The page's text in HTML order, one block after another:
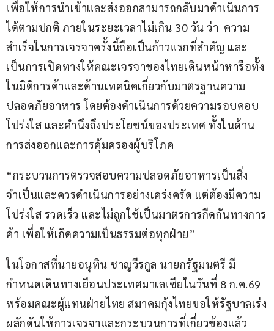
เพื่อให้การนำเข้าและส่งออกสามารถกลับมาดำเนินการ
ได้ตามปกติ ภายในระยะเวลาไม่เกิน 30 วัน ว่า  ความ
สำเร็จในการเจรจาครั้งนี้ถือเป็นก้าวแรกที่สำคัญ และ
เป็นการเปิดทางให้คณะเจรจาของไทยเดินหน้าหารือทั้ง
ในมิติการค้าและด้านเทคนิคเกี่ยวกับมาตรฐานความ
ปลอดภัยอาหาร โดยต้องดำเนินการด้วยความรอบคอบ
โปร่งใส และคำนึงถึงประโยชน์ของประเทศ ทั้งในด้าน
การส่งออกและการคุ้มครองผู้บริโภค
“กระบวนการตรวจสอบความปลอดภัยอาหารเป็นสิ่ง
จำเป็นและควรดำเนินการอย่างเคร่งครัด แต่ต้องมีความ
โปร่งใส รวดเร็ว และไม่ถูกใช้เป็นมาตรการกีดกันทางการ
ค้า เพื่อให้เกิดความเป็นธรรมต่อทุกฝ่าย”
ในโอกาสที่นายอนุทิน ชาญวีรกูล นายกรัฐมนตรี มี
กำหนดเดินทางเยือนประเทศมาเลเซียในวันที่ 8 ก.ค.69
พร้อมคณะผู้แทนฝ่ายไทย สมาคมกุ้งไทยขอให้รัฐบาลเร่ง
ผลักดันให้การเจรจาและกระบวนการที่เกี่ยวข้องแล้ว